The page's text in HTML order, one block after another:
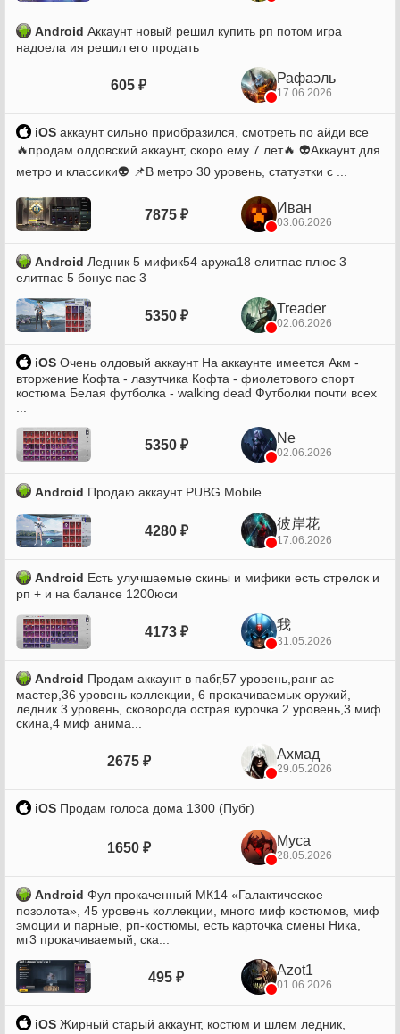
Android Аккаунт новый решил купить рп потом игра
надоела ия решил его продать
605 ₽ Рафаэль
17.06.2026
iOS аккаунт сильно приобразился, смотреть по айди все
🔥продам олдовский аккаунт, скоро ему 7 лет🔥 👽Аккаунт для
метро и классики👽 📌В метро 30 уровень, статуэтки с ...
7875 ₽ Иван
03.06.2026
Android Ледник 5 мифик54 аружа18 елитпас плюс 3
елитпас 5 бонус пас 3
5350 ₽ Treader
02.06.2026
iOS Очень олдовый аккаунт На аккаунте имеется Акм -
вторжение Кофта - лазутчика Кофта - фиолетового спорт
костюма Белая футболка - walking dead Футболки почти всех
5350 ₽ Ne
02.06.2026
Android Продаю аккаунт PUBG Mobile
4280 ₽ 彼岸花
17.06.2026
Android Есть улучшаемые скины и мифики есть стрелок и
рп + и на балансе 1200юси
4173 ₽ 我
31.05.2026
Android Продам аккаунт в пабг,57 уровень,ранг ас
мастер,36 уровень коллекции, 6 прокачиваемых оружий,
ледник 3 уровень, сковорода острая курочка 2 уровень,3 миф
скина,4 миф анима...
2675 ₽ Ахмад
29.05.2026
iOS Продам голоса дома 1300 (Пубг)
1650 ₽ Муса
28.05.2026
Android Фул прокаченный МК14 «Галактическое
позолота», 45 уровень коллекции, много миф костюмов, миф
эмоции и парные, рп-костюмы, есть карточка смены Ника,
мг3 прокачиваемый, ска...
495 ₽ Azot1
01.06.2026
iOS Жирный старый аккаунт, костюм и шлем ледник,